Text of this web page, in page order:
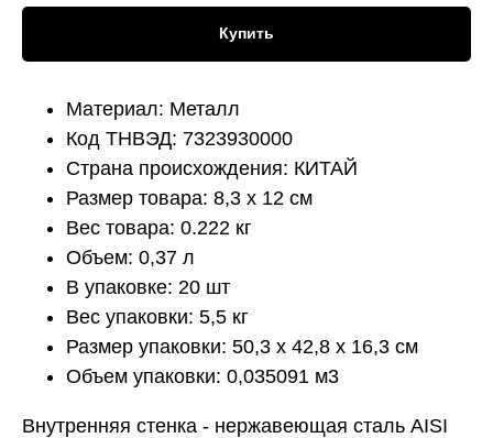
Купить
Материал: Металл
Код ТНВЭД: 7323930000
Страна происхождения: КИТАЙ
Размер товара: 8,3 x 12 см
Вес товара: 0.222 кг
Объем: 0,37 л
В упаковке: 20 шт
Вес упаковки: 5,5 кг
Размер упаковки: 50,3 x 42,8 x 16,3 см
Объем упаковки: 0,035091 м3
Внутренняя стенка - нержавеющая сталь AISI